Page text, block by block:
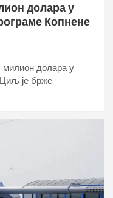
долара у
Копнене
долара у
је брже